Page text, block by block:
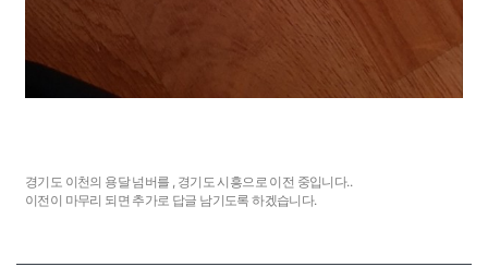
경기도 이천의 용달 넘버를 , 경기도 시흥으로 이전 중입니다..
이전이 마무리 되면 추가로 답글 남기도록 하겠습니다.